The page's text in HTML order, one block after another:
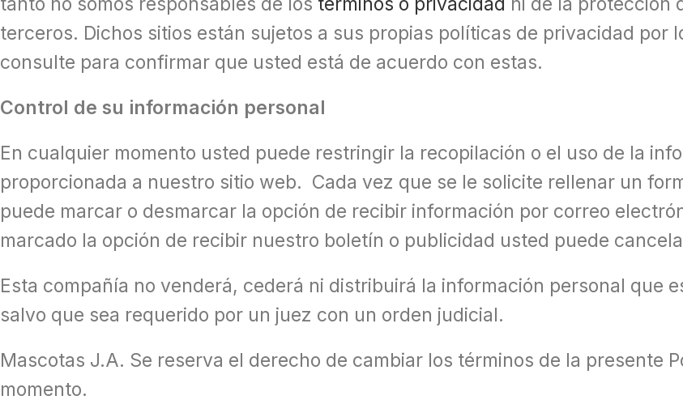
terceros. Dichos sitios están sujetos a sus propias políticas de privacidad por
consulte para confirmar que usted está de acuerdo con estas.
Control de su información personal
En cualquier momento usted puede restringir la recopilación o el uso de la
proporcionada a nuestro sitio web. Cada vez que se le solicite rellenar un
puede marcar o desmarcar la opción de recibir información por correo
marcado la opción de recibir nuestro boletín o publicidad usted puede
Esta compañía no venderá, cederá ni distribuirá la información personal que
salvo que sea requerido por un juez con un orden judicial.
Mascotas J.A. Se reserva el derecho de cambiar los términos de la presente
momento.